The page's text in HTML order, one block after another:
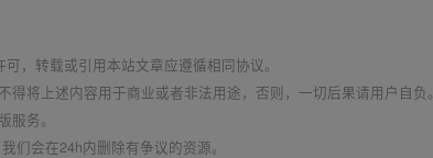
，转载或引用本站文章应遵循相同协议。
将上述内容用于商业或者非法用途，否则，一切后果请用户自负。
务。
们会在24h内删除有争议的资源。